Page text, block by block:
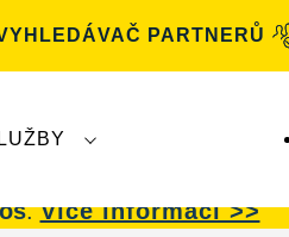
PARTNERŮ
.Více informací >>